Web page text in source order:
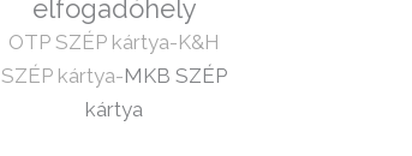
elfogadóhely
OTP SZÉP kártya-K&H
SZÉP kártya-MKB SZÉP
kártya